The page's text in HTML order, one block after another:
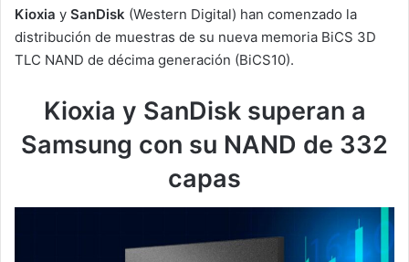
Kioxia y SanDisk (Western Digital) han comenzado la
distribución de muestras de su nueva memoria BiCS 3D
TLC NAND de décima generación (BiCS10).
Kioxia y SanDisk superan a
Samsung con su NAND de 332
capas